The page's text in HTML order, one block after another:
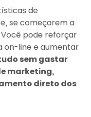
de
se começarem a
pode reforçar
on-line e aumentar
sem gastar
marketing,
direto dos